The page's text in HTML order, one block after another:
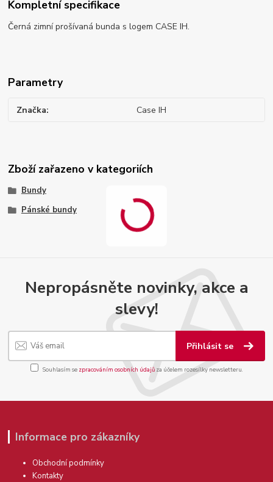
Kompletní specifikace
Černá zimní prošívaná bunda s logem CASE IH.
Parametry
Značka Case IH
Zboží zařazeno v kategoriích
Bundy
Pánské bundy
Nepropásněte novinky, akce a
slevy!
Přihlásit se
Souhlasím se zpracováním osobních údajůza účelem rozesílky newsletteru.
Informace pro zákazníky
Obchodní podmínky
Kontakty